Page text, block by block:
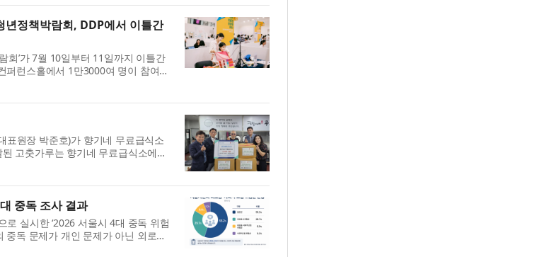
년정책박람회, DDP에서 이틀간
회’가 7월 10일부터 11일까지 이틀간
퍼런스홀에서 1만3000여 명이 참여하
기...
표원장 박준호)가 향기네 무료급식소
고춧가루는 향기네 무료급식소에서
정...
중독 조사 결과
실시한 ‘2026 서울시 4대 중독 위험
독 문제가 개인 문제가 아닌 외로움·